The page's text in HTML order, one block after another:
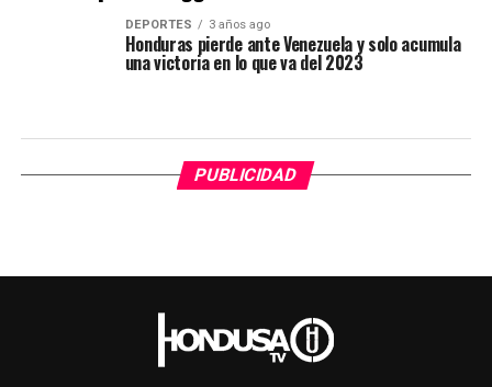
DEPORTES 3 años ago
Honduras pierde ante Venezuela y solo acumula
una victoria en lo que va del 2023
PUBLICIDAD